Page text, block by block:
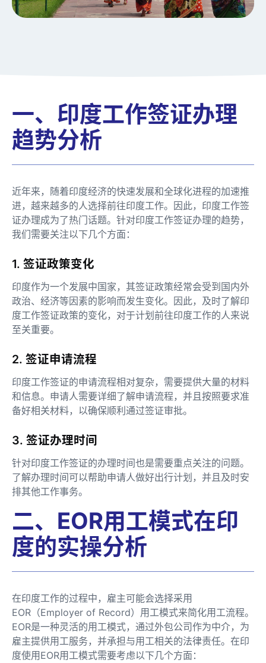
一、印度工作签证办理
趋势分析
近年来，随着印度经济的快速发展和全球化进程的加速推
进，越来越多的人选择前往印度工作。因此，印度工作签
证办理成为了热门话题。针对印度工作签证办理的趋势，
我们需要关注以下几个方面：
1. 签证政策变化
印度作为一个发展中国家，其签证政策经常会受到国内外
政治、经济等因素的影响而发生变化。因此，及时了解印
度工作签证政策的变化，对于计划前往印度工作的人来说
至关重要。
2. 签证申请流程
印度工作签证的申请流程相对复杂，需要提供大量的材料
和信息。申请人需要详细了解申请流程，并且按照要求准
备好相关材料，以确保顺利通过签证审批。
3. 签证办理时间
针对印度工作签证的办理时间也是需要重点关注的问题。
了解办理时间可以帮助申请人做好出行计划，并且及时安
排其他工作事务。
二、EOR用工模式在印
度的实操分析
在印度工作的过程中，雇主可能会选择采用
EOR（Employer of Record）用工模式来简化用工流程。
EOR是一种灵活的用工模式，通过外包公司作为中介，为
雇主提供用工服务，并承担与用工相关的法律责任。在印
度使用EOR用工模式需要考虑以下几个方面：